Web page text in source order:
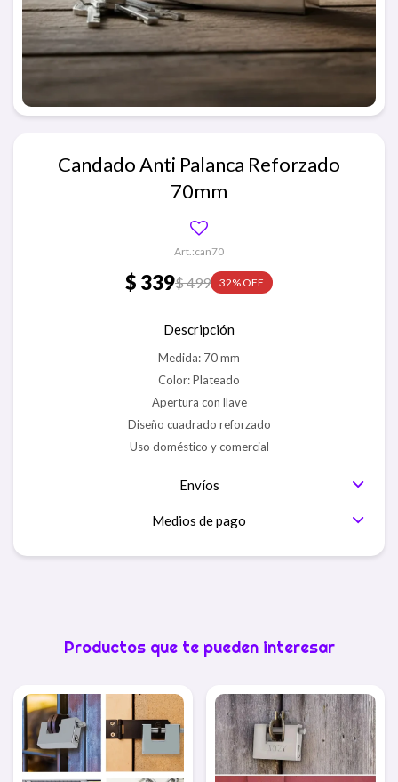
Candado Anti Palanca Reforzado
70mm
can70
$ 339$499 32
Descripción
Medida: 70 mm
Color: Plateado
Apertura con llave
Diseño cuadrado reforzado
Uso doméstico y comercial
Envíos
Medios de pago
Productos que te pueden interesar